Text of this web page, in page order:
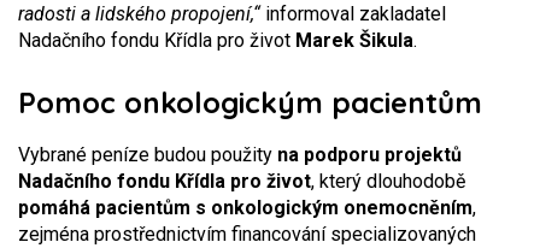
radosti a lidského propojení,“informoval zakladatel
Nadačního fondu Křídla pro život Marek Šikula.
Pomoc onkologickým pacientům
Vybrané peníze budou použity na podporu projektů
Nadačního fondu Křídla pro život, který dlouhodobě
pomáhá pacientům s onkologickým onemocněním,
zejména prostřednictvím financování specializovaných